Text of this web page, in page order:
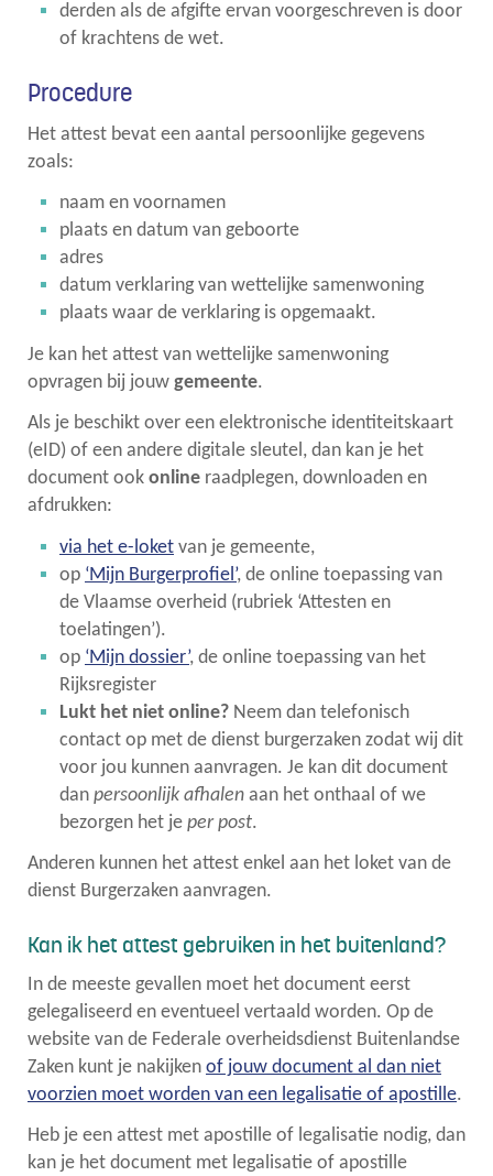
derden als de afgifte ervan voorgeschreven is door
of krachtens de wet.
Procedure
Het attest bevat een aantal persoonlijke gegevens
zoals:
naam en voornamen
plaats en datum van geboorte
adres
datum verklaring van wettelijke samenwoning
plaats waar de verklaring is opgemaakt.
Je kan het attest van wettelijke samenwoning
opvragen bij jouw gemeente.
Als je beschikt over een elektronische identiteitskaart
(eID) of een andere digitale sleutel, dan kan je het
document ook online raadplegen, downloaden en
afdrukken:
via het e-loket van je gemeente,
op ‘Mijn Burgerprofiel’, de online toepassing van
de Vlaamse overheid (rubriek ‘Attesten en
toelatingen’).
op ‘Mijn dossier’, de online toepassing van het
Rijksregister
Lukt het niet online? Neem dan telefonisch
contact op met de dienst burgerzaken zodat wij dit
voor jou kunnen aanvragen. Je kan dit document
dan persoonlijk afhalen aan het onthaal of we
bezorgen het je per post.
Anderen kunnen het attest enkel aan het loket van de
dienst Burgerzaken aanvragen.
Kan ik het attest gebruiken in het buitenland?
In de meeste gevallen moet het document eerst
gelegaliseerd en eventueel vertaald worden. Op de
website van de Federale overheidsdienst Buitenlandse
Zaken kunt je nakijken of jouw document al dan niet
voorzien moet worden van een legalisatie of apostille.
Heb je een attest met apostille of legalisatie nodig, dan
kan je het document met legalisatie of apostille